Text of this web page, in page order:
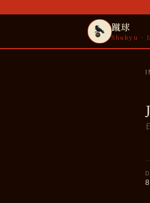
蹴球
Shukyu ·